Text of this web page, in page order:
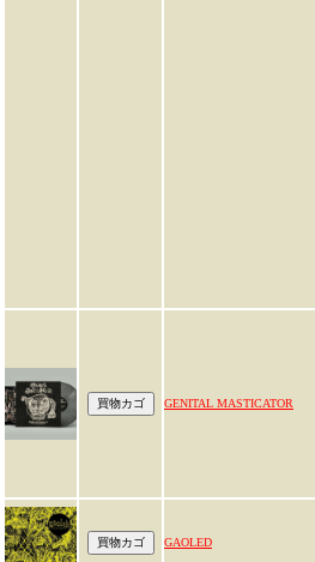
GENITAL MASTICATOR
GAOLED